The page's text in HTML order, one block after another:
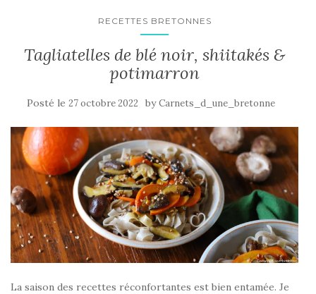
RECETTES BRETONNES
Tagliatelles de blé noir, shiitakés &
potimarron
Posté le 27 octobre 2022 byCarnets_d_une_bretonne
La saison des recettes réconfortantes est bien entamée. Je